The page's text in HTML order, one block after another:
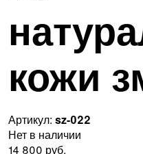
кожи
Артикул: sz-022
Нет в наличии
14 800 руб.